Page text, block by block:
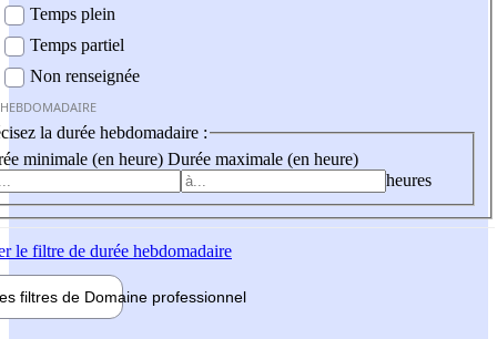
Temps plein
Temps partiel
Non renseignée
la durée hebdomadaire :
minimale (en heure) Durée maximale (en heure)
heures
le filtre de durée hebdomadaire
filtres de Domaine professionnel